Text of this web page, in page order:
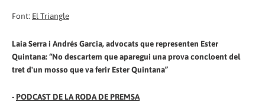
Font: El Triangle
Laia Serra i Andrés Garcia, advocats que representen Ester
Quintana: “No descartem que aparegui una prova concloent del
tret d'un mosso que va ferir Ester Quintana”
- PODCAST DE LA RODA DE PREMSA